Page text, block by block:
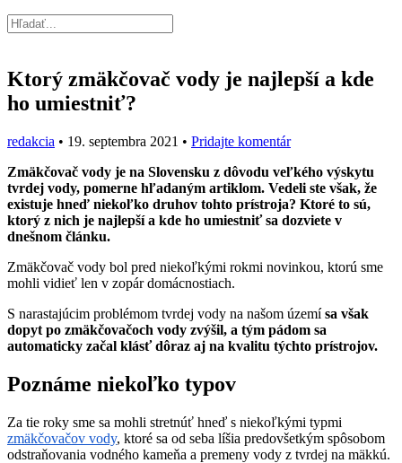
Ktorý zmäkčovač vody je najlepší a kde
ho umiestniť?
redakcia • 19. septembra 2021 • Pridajte komentár
Zmäkčovač vody je na Slovensku z dôvodu veľkého výskytu
tvrdej vody, pomerne hľadaným artiklom. Vedeli ste však, že
existuje hneď niekoľko druhov tohto prístroja? Ktoré to sú,
ktorý z nich je najlepší a kde ho umiestniť sa dozviete v
dnešnom článku.
Zmäkčovač vody bol pred niekoľkými rokmi novinkou, ktorú sme
mohli vidieť len v zopár domácnostiach.
S narastajúcim problémom tvrdej vody na našom územísa však
dopyt po zmäkčovačoch vody zvýšil, a tým pádom sa
automaticky začal klásť dôraz aj na kvalitu týchto prístrojov.
Poznáme niekoľko typov
Za tie roky sme sa mohli stretnúť hneď s niekoľkými typmi
zmäkčovačov vody, ktoré sa od seba líšia predovšetkým spôsobom
odstraňovania vodného kameňa a premeny vody z tvrdej na mäkkú.